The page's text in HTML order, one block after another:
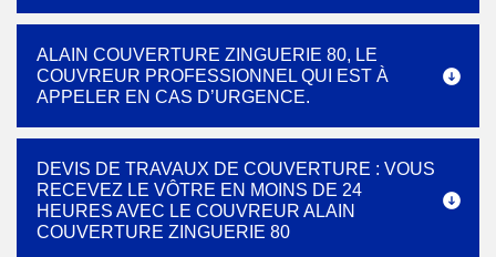
ALAIN COUVERTURE ZINGUERIE 80, LE
COUVREUR PROFESSIONNEL QUI EST À
APPELER EN CAS D’URGENCE.
DEVIS DE TRAVAUX DE COUVERTURE : VOUS
RECEVEZ LE VÔTRE EN MOINS DE 24
HEURES AVEC LE COUVREUR ALAIN
COUVERTURE ZINGUERIE 80